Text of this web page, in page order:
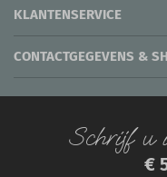
KLANTENSERVICE
CONTACTGEGEVENS &
Schrijf u
€